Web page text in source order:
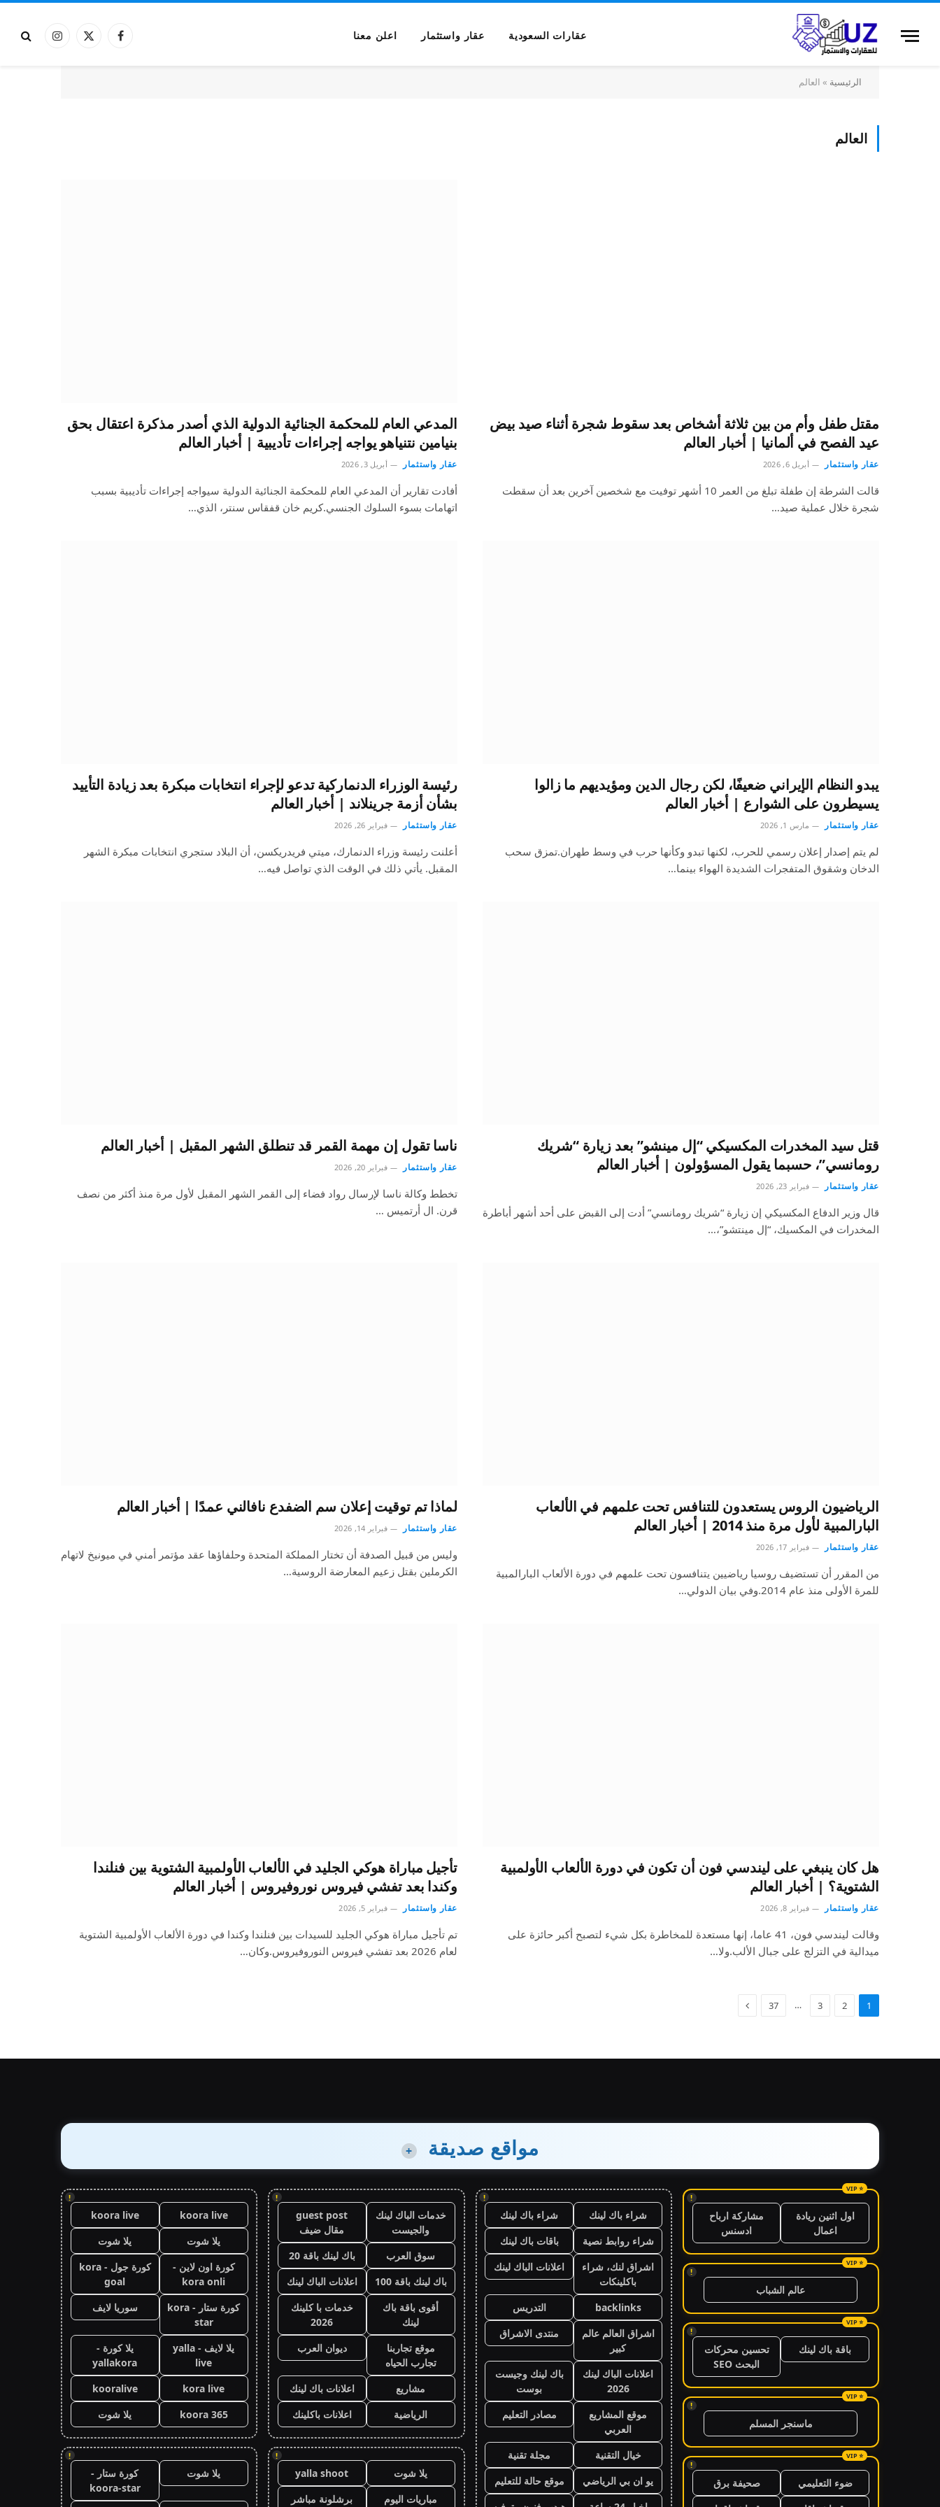
عقارات السعودية عقار واستثمار اعلن معنا فيسبوكX
الانستغرام
الرئيسية » العالم
العالم
مقتل طفل وأم من بين ثلاثة أشخاص بعد سقوط شجرة أثناء صيد بيض
عيد الفصح في ألمانيا | أخبار العالم
عقار واستثمار أبريل 6, 2026
قالت الشرطة إن طفلة تبلغ من العمر 10 أشهر توفيت مع شخصين آخرين بعد أن سقطت
شجرة خلال عملية صيد…
المدعي العام للمحكمة الجنائية الدولية الذي أصدر مذكرة اعتقال بحق
بنيامين نتنياهو يواجه إجراءات تأديبية | أخبار العالم
عقار واستثمار أبريل 3, 2026
أفادت تقارير أن المدعي العام للمحكمة الجنائية الدولية سيواجه إجراءات تأديبية بسبب
اتهامات بسوء السلوك الجنسي.كريم خان قفقاس سنتر، الذي…
يبدو النظام الإيراني ضعيفًا، لكن رجال الدين ومؤيديهم ما زالوا
يسيطرون على الشوارع | أخبار العالم
عقار واستثمار مارس 1, 2026
لم يتم إصدار إعلان رسمي للحرب، لكنها تبدو وكأنها حرب في وسط طهران.تمزق سحب
الدخان وشقوق المتفجرات الشديدة الهواء بينما…
رئيسة الوزراء الدنماركية تدعو لإجراء انتخابات مبكرة بعد زيادة التأييد
بشأن أزمة جرينلاند | أخبار العالم
عقار واستثمار فبراير 26, 2026
أعلنت رئيسة وزراء الدنمارك، ميتي فريدريكسن، أن البلاد ستجري انتخابات مبكرة الشهر
المقبل. يأتي ذلك في الوقت الذي تواصل فيه…
قتل سيد المخدرات المكسيكي “إل مينشو” بعد زيارة “شريك
رومانسي”، حسبما يقول المسؤولون | أخبار العالم
عقار واستثمار فبراير 23, 2026
قال وزير الدفاع المكسيكي إن زيارة “شريك رومانسي” أدت إلى القبض على أحد أشهر أباطرة
المخدرات في المكسيك، “إل مينتشو”،…
ناسا تقول إن مهمة القمر قد تنطلق الشهر المقبل | أخبار العالم
عقار واستثمار فبراير 20, 2026
تخطط وكالة ناسا لإرسال رواد فضاء إلى القمر الشهر المقبل لأول مرة منذ أكثر من نصف
قرن. ال أرتميس ⁠…
الرياضيون الروس يستعدون للتنافس تحت علمهم في الألعاب
البارالمبية لأول مرة منذ 2014 | أخبار العالم
عقار واستثمار فبراير 17, 2026
من المقرر أن تستضيف روسيا رياضيين يتنافسون تحت علمهم في دورة الألعاب البارالمبية
للمرة الأولى منذ عام 2014.وفي بيان الدولي…
لماذا تم توقيت إعلان سم الضفدع نافالني عمدًا | أخبار العالم
عقار واستثمار فبراير 14, 2026
وليس من قبيل الصدفة أن تختار المملكة المتحدة وحلفاؤها عقد مؤتمر أمني في ميونيخ لاتهام
الكرملين بقتل زعيم المعارضة الروسية…
هل كان ينبغي على ليندسي فون أن تكون في دورة الألعاب الأولمبية
الشتوية؟ | أخبار العالم
عقار واستثمار فبراير 8, 2026
وقالت ليندسي فون، 41 عاما، إنها مستعدة للمخاطرة بكل شيء لتصبح أكبر حائزة على
ميدالية في التزلج على جبال الألب.ولا…
تأجيل مباراة هوكي الجليد في الألعاب الأولمبية الشتوية بين فنلندا
وكندا بعد تفشي فيروس نوروفيروس | أخبار العالم
عقار واستثمار فبراير 5, 2026
تم تأجيل مباراة هوكي الجليد للسيدات بين فنلندا وكندا في دورة الألعاب الأولمبية الشتوية
لعام 2026 بعد تفشي فيروس النوروفيروس.وكان…
1
2
3
…
37
مواقع صديقة +
!
اول اثنين ريادة
اعمال
مشاركة ارباح
ادسنس
!
عالم الشباب
!
باقة باك لينك
تحسين محركات
البحث SEO
!
ماسنجر المسلم
!
ضوء التعليمي
صحيفة برق
!
شراء باك لينك
شراء باك لينك
شراء روابط نصية
باقات باك لينك
اشراق لنك، شراء
باكلينكات
اعلانات الباك لينك
backlinks
التدريس
اشراق العالم عالم
كبير
منتدى الاشراق
اعلانات الباك لينك
2026
باك لينك وجيست
بوست
موقع المشاريع
العربي
مصادر التعليم
خيال التقنية
مجلة تقنية
يو ان بي الرياضي
موقع حالة للتعليم
!
خدمات الباك لينك
والجيست
guest post
مقال ضيف
سوق العرب
باك لينك باقة 20
باك لينك باقة 100
اعلانات الباك لينك
أقوى باقة باك
لينك
خدمات با كلينك
2026
موقع تجاربنا
تجارب الحياه
ديوان العرب
مشاريع
اعلانات باك لينك
الرياضية
اعلانات باكلينك
!
يلا شوت
yalla shoot
مباريات اليوم
برشلونة مباشر
!
koora live
koora live
يلا شوت
يلا شوت
كورة اون لاين -
kora onli
كورة جول - kora
goal
كورة ستار - kora
star
سوريا لايف
يلا لايف - yalla
live
يلا كورة -
yallakora
kora live
kooralive
koora 365
يلا شوت
!
يلا شوت
كورة ستار -
koora-star